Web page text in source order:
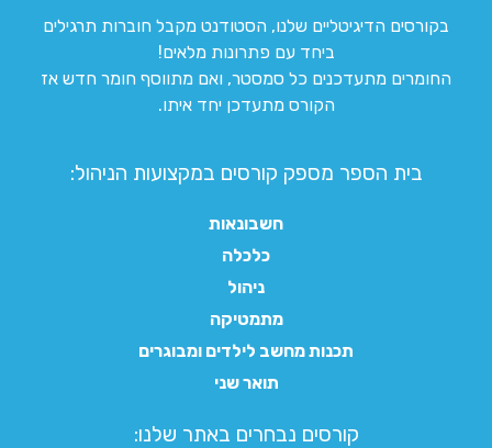
בקורסים הדיגיטליים שלנו, הסטודנט מקבל חוברות תרגילים
ביחד עם פתרונות מלאים!
החומרים מתעדכנים כל סמסטר, ואם מתווסף חומר חדש אז
הקורס מתעדכן יחד איתו.
בית הספר מספק קורסים במקצועות הניהול:
חשבונאות
כלכלה
ניהול
מתמטיקה
תכנות מחשב לילדים ומבוגרים
תואר שני
קורסים נבחרים באתר שלנו:​